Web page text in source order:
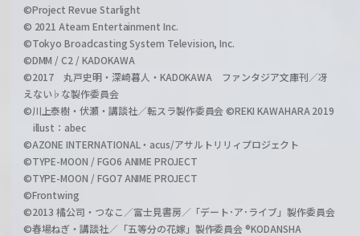
©Project Revue Starlight
© 2021 Ateam Entertainment Inc.
©Tokyo Broadcasting System Television, Inc.
©DMM / C2 / KADOKAWA
©2017 丸戸史明・深崎暮人・KADOKAWA ファンタジア文庫刊／冴
えない♭な製作委員会
©川上泰樹・伏瀬・講談社／転スラ製作委員会 ©REKI KAWAHARA 2019
illust：abec
©AZONE INTERNATIONAL・acus/アサルトリリィプロジェクト
©TYPE-MOON / FGO6 ANIME PROJECT
©TYPE-MOON / FGO7 ANIME PROJECT
©Frontwing
©2013 橘公司・つなこ／富士見書房／「デート･ア･ライブ」製作委員会
©春場ねぎ・講談社／「五等分の花嫁」製作委員会 ®KODANSHA